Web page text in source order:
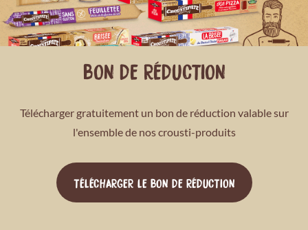
BON DE RÉDUCTION
Télécharger gratuitement un bon de réduction valable sur
l'ensemble de nos crousti-produits
TÉLÉCHARGER LE BON DE RÉDUCTION